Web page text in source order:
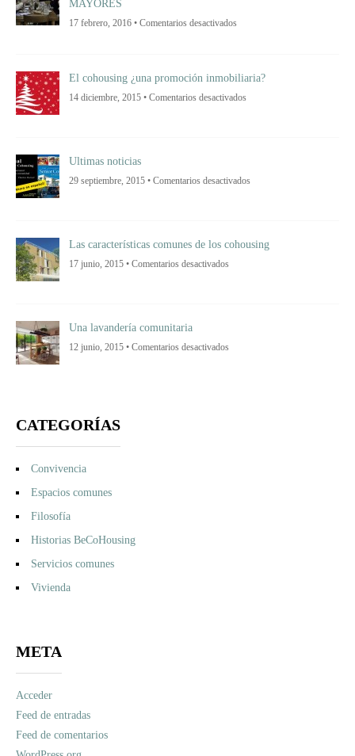
MAYORES
17 febrero, 2016 • Comentarios desactivadosen
DE
PERSONAS
El cohousing ¿una promoción inmobiliaria?
14 diciembre, 2015 • Comentarios desactivadosen
Ultimas noticias
29 septiembre, 2015 • Comentarios desactivadosen
Las características comunes de los cohousing
17 junio, 2015 • Comentarios desactivadosen
Una lavandería comunitaria
12 junio, 2015 • Comentarios desactivadosen
CATEGORÍAS
Convivencia
Espacios comunes
Filosofía
Historias BeCoHousing
Servicios comunes
Vivienda
META
Acceder
Feed de entradas
Feed de comentarios